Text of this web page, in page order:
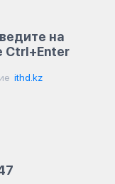
на
Ctrl+Enter
ithd.kz